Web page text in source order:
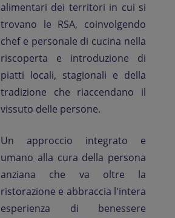
alimentari dei territori in cui si
trovano le RSA, coinvolgendo
chef e personale di cucina nella
riscoperta e introduzione di
piatti locali, stagionali e della
tradizione che riaccendano il
vissuto delle persone.
Un approccio integrato e
umano alla cura della persona
anziana che va oltre la
ristorazione e abbraccia l'intera
esperienza di benessere